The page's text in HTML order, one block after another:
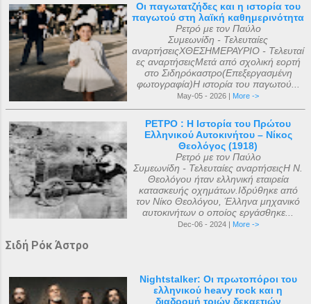
Οι παγωτατζήδες και η ιστορία του
παγωτού στη λαϊκή καθημερινότητα
Ρετρό με τον Παύλο
Συμεωνίδη - Τελευταίες
αναρτήσειςΧΘΕΣΗΜΕΡΑΥΡΙΟ - Τελευταί
ες αναρτήσειςΜετά από σχολική εορτή
στο Σιδηρόκαστρο(Επεξεργασμένη
φωτογραφία)Η ιστορία του παγωτού...
May-05 - 2026 | More ->
ΡΕΤΡΟ : Η Ιστορία του Πρώτου
Ελληνικού Αυτοκινήτου – Νίκος
Θεολόγος (1918)
Ρετρό με τον Παύλο
Συμεωνίδη - Τελευταίες αναρτήσειςΗ Ν.
Θεολόγου ήταν ελληνική εταιρεία
κατασκευής οχημάτων.Ιδρύθηκε από
τον Νίκο Θεολόγου, Έλληνα μηχανικό
αυτοκινήτων ο οποίος εργάσθηκε...
Dec-06 - 2024 | More ->
Σιδή Ρόκ Άστρο
Nightstalker: Οι πρωτοπόροι του
ελληνικού heavy rock και η
διαδρομή τριών δεκαετιών